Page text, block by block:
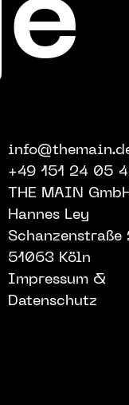
+49 151 24 05
THE MAIN
Hannes Ley
Schanzenstraße
51063 Köln
Impressum &
Datenschutz